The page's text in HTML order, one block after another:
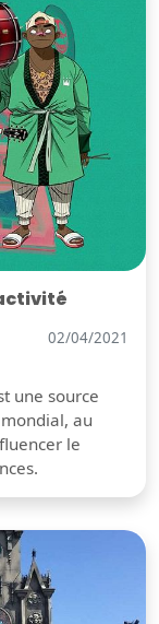
02/04/2021
une source
au
le